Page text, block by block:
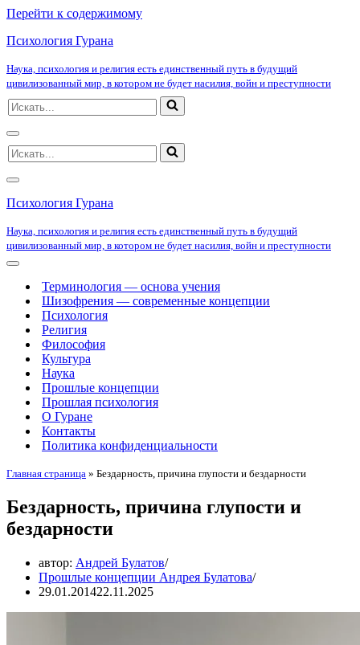
Перейти к содержимому
Психология Гурана
Наука, психология и религия есть единственный путь в будущий
цивилизованный мир, в котором не будет насилия, войн и преступности
Искать...
Меню
навигации
Искать...
Меню
навигации
Психология Гурана
Наука, психология и религия есть единственный путь в будущий
цивилизованный мир, в котором не будет насилия, войн и преступности
Меню
навигацииТерминология — основа учения
Шизофрения — современные концепции
Психология
Религия
Философия
Культура
Наука
Прошлые концепции
Прошлая психология
О Гуране
Контакты
Политика конфиденциальности
Главная страница » Бездарность, причина глупости и бездарности
Бездарность, причина глупости и
бездарности
автор: Андрей Булатов
Прошлые концепции Андрея Булатова
29.01.201422.11.2025